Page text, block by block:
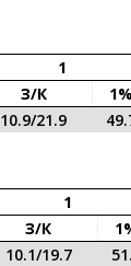
1
З/к 1%
10.9/21.9
1
З/к
10.1/19.7